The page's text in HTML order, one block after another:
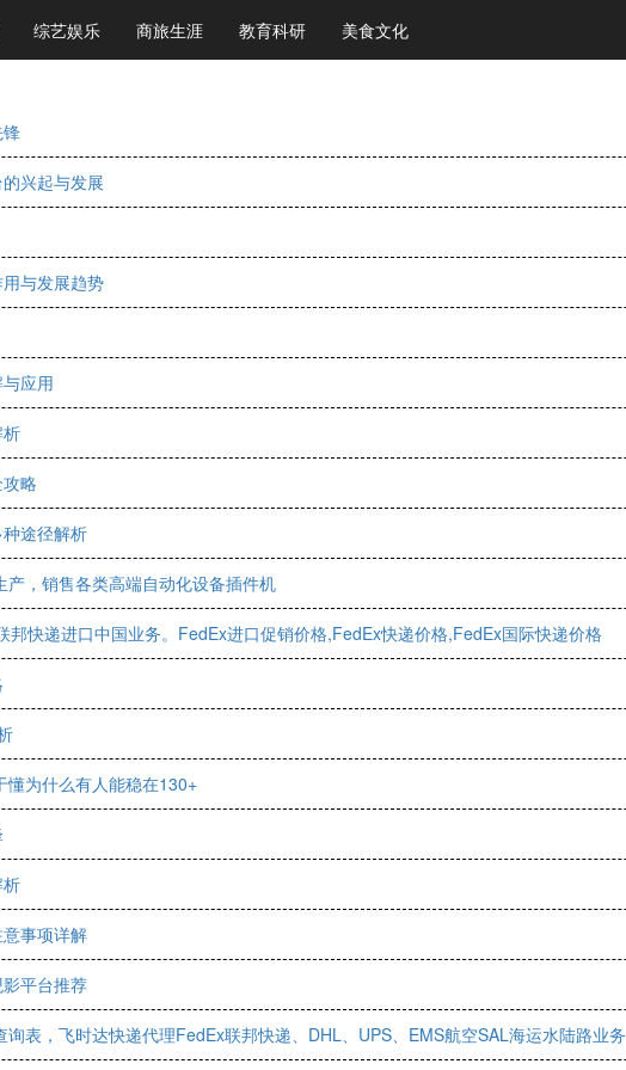
综艺娱乐 商旅生涯 教育科研 美食文化
兴起与发展
与发展趋势
应用
略
途径解析
，销售各类高端自动化设备插件机
快递进口中国业务。FedEx进口促销价格,FedEx快递价格,FedEx国际快递价格
懂为什么有人能稳在130+
事项详解
平台推荐
表，飞时达快递代理FedEx联邦快递、DHL、UPS、EMS航空SAL海运水陆路业务